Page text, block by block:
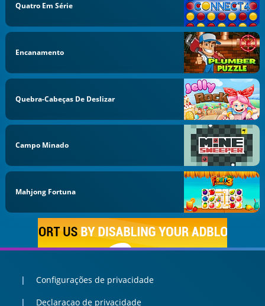
Quatro Em Série
Encanamento
Quebra-Cabeças De Deslizar
Campo Minado
Mahjong Fortuna
Configurações de privacidade
Declaracao de privacidade